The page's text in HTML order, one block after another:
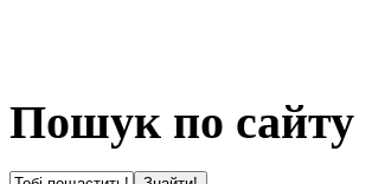
Пошук по сайту